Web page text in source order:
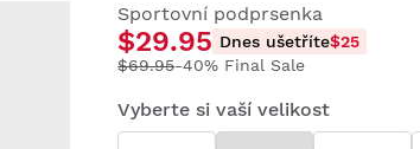
Sportovní podprsenka
$29.95 Dnes ušetříte$25
$69.95-40% Final Sale
Vyberte si vaší velikost